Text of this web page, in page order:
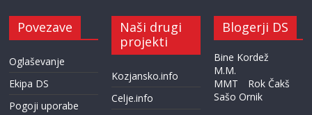
Povezave
Oglaševanje
Ekipa DS
Pogoji uporabe
Naši drugi
projekti
Kozjansko.info
Celje.info
Blogerji DS
Bine Kordež
M.M.
MMT
Rok Čakš
Sašo Ornik